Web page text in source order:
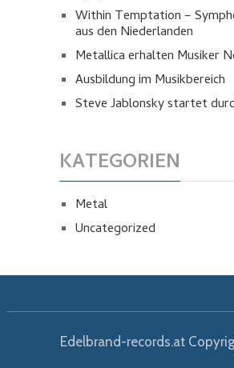
Within Temptation –
aus den Niederlanden
Metallica erhalten Musiker
Ausbildung im Musikbereich
Steve Jablonsky startet
KATEGORIEN
Metal
Uncategorized
Edelbrand-records.at